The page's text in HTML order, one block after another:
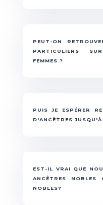
PEUT-ON
PARTICULIERS
FEMMES ?
PUIS JE ESPÉRER
D'ANCÊTRES JUSQU'À
EST-IL VRAI QUE
ANCÊTRES NOBLES
NOBLES?